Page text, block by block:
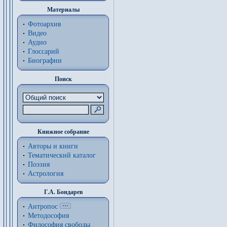
Материалы
Фотоархив
Видео
Аудио
Глоссарий
Биографии
Поиск
Книжное собрание
Авторы и книги
Тематический каталог
Поэзия
Астрология
Г.А. Бондарев
Антропос
Методософия
Философия cвободы